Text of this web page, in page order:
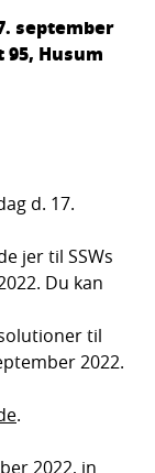
september
95, Husum
d. 17.
jer til SSWs
Du kan
til
2022.
.
2022, in